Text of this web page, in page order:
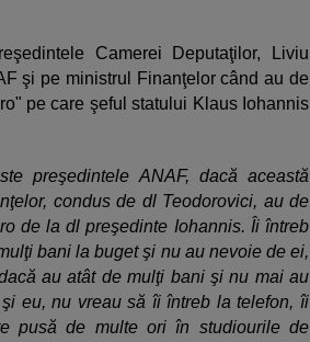
Camerei Deputaţilor, Liviu
şi pe ministrul Finanţelor când au de
pe care şeful statului Klaus Iohannis
preşedintele ANAF, dacă această
condus de dl Teodorovici, au de
de la dl preşedinte Iohannis. Îi întreb
bani la buget şi nu au nevoie de ei,
au atât de mulţi bani şi nu mai au
eu, nu vreau să îi întreb la telefon, îi
pusă de multe ori în studiourile de